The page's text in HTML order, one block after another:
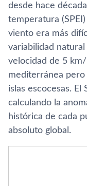
desde hace
temperatura
viento era más
variabilidad
velocidad de 5
mediterránea pero
islas escocesas.
calculando la
histórica de cada
absoluto global.